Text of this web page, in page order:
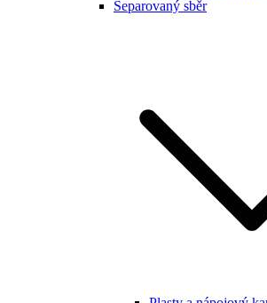
Separovaný sběr